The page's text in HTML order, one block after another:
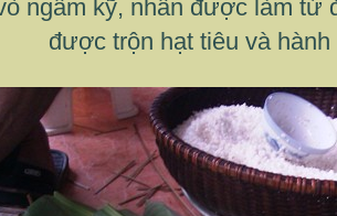
ngâm kỹ, nhân được làm từ
được trộn hạt tiêu và hành